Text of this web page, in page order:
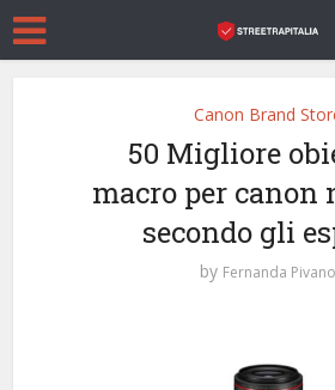
Canon Brand
50 Migliore
macro per canon
secondo gli
by Fernanda Pivano